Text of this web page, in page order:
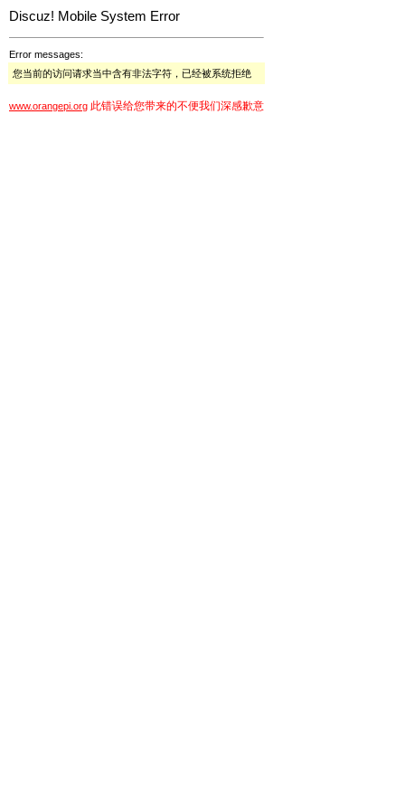
Discuz! Mobile System Error
Error messages:
您当前的访问请求当中含有非法字符，已经被系统拒绝
www.orangepi.org 此错误给您带来的不便我们深感歉意